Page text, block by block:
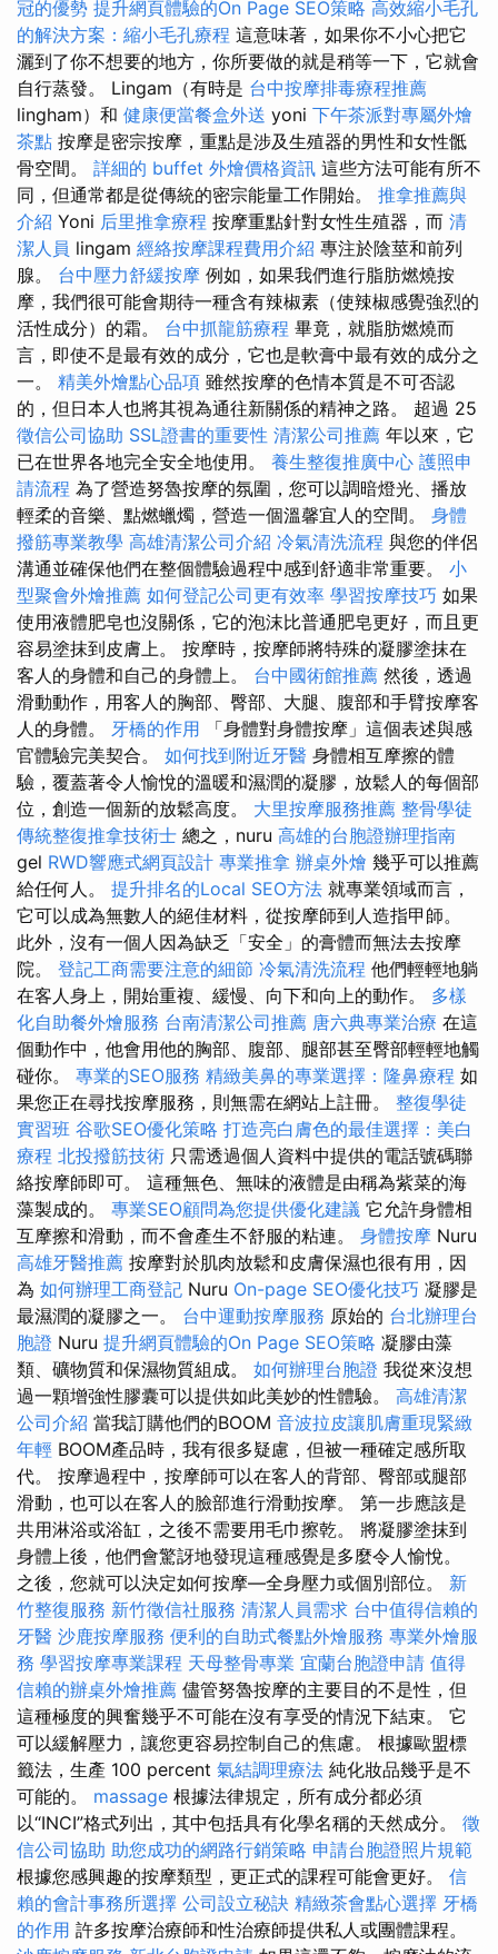
冠的優勢 提升網頁體驗的On Page SEO策略 高效縮小毛孔
的解決方案：縮小毛孔療程 這意味著，如果你不小心把它
灑到了你不想要的地方，你所要做的就是稍等一下，它就會
自行蒸發。 Lingam（有時是 台中按摩排毒療程推薦
lingham）和 健康便當餐盒外送 yoni 下午茶派對專屬外燴
茶點 按摩是密宗按摩，重點是涉及生殖器的男性和女性骶
骨空間。 詳細的 buffet 外燴價格資訊 這些方法可能有所不
同，但通常都是從傳統的密宗能量工作開始。 推拿推薦與
介紹 Yoni 后里推拿療程 按摩重點針對女性生殖器，而 清
潔人員 lingam 經絡按摩課程費用介紹 專注於陰莖和前列
腺。 台中壓力舒緩按摩 例如，如果我們進行脂肪燃燒按
摩，我們很可能會期待一種含有辣椒素（使辣椒感覺強烈的
活性成分）的霜。 台中抓龍筋療程 畢竟，就脂肪燃燒而
言，即使不是最有效的成分，它也是軟膏中最有效的成分之
一。 精美外燴點心品項 雖然按摩的色情本質是不可否認
的，但日本人也將其視為通往新關係的精神之路。 超過 25
徵信公司協助 SSL證書的重要性 清潔公司推薦 年以來，它
已在世界各地完全安全地使用。 養生整復推廣中心 護照申
請流程 為了營造努魯按摩的氛圍，您可以調暗燈光、播放
輕柔的音樂、點燃蠟燭，營造一個溫馨宜人的空間。 身體
撥筋專業教學 高雄清潔公司介紹 冷氣清洗流程 與您的伴侶
溝通並確保他們在整個體驗過程中感到舒適非常重要。 小
型聚會外燴推薦 如何登記公司更有效率 學習按摩技巧 如果
使用液體肥皂也沒關係，它的泡沫比普通肥皂更好，而且更
容易塗抹到皮膚上。 按摩時，按摩師將特殊的凝膠塗抹在
客人的身體和自己的身體上。 台中國術館推薦 然後，透過
滑動動作，用客人的胸部、臀部、大腿、腹部和手臂按摩客
人的身體。 牙橋的作用 「身體對身體按摩」這個表述與感
官體驗完美契合。 如何找到附近牙醫 身體相互摩擦的體
驗，覆蓋著令人愉悅的溫暖和濕潤的凝膠，放鬆人的每個部
位，創造一個新的放鬆高度。 大里按摩服務推薦 整骨學徒
傳統整復推拿技術士 總之，nuru 高雄的台胞證辦理指南
gel RWD響應式網頁設計 專業推拿 辦桌外燴 幾乎可以推薦
給任何人。 提升排名的Local SEO方法 就專業領域而言，
它可以成為無數人的絕佳材料，從按摩師到人造指甲師。
此外，沒有一個人因為缺乏「安全」的膏體而無法去按摩
院。 登記工商需要注意的細節 冷氣清洗流程 他們輕輕地躺
在客人身上，開始重複、緩慢、向下和向上的動作。 多樣
化自助餐外燴服務 台南清潔公司推薦 唐六典專業治療 在這
個動作中，他會用他的胸部、腹部、腿部甚至臀部輕輕地觸
碰你。 專業的SEO服務 精緻美鼻的專業選擇：隆鼻療程 如
果您正在尋找按摩服務，則無需在網站上註冊。 整復學徒
實習班 谷歌SEO優化策略 打造亮白膚色的最佳選擇：美白
療程 北投撥筋技術 只需透過個人資料中提供的電話號碼聯
絡按摩師即可。 這種無色、無味的液體是由稱為紫菜的海
藻製成的。 專業SEO顧問為您提供優化建議 它允許身體相
互摩擦和滑動，而不會產生不舒服的粘連。 身體按摩 Nuru
高雄牙醫推薦 按摩對於肌肉放鬆和皮膚保濕也很有用，因
為 如何辦理工商登記 Nuru On-page SEO優化技巧 凝膠是
最濕潤的凝膠之一。 台中運動按摩服務 原始的 台北辦理台
胞證 Nuru 提升網頁體驗的On Page SEO策略 凝膠由藻
類、礦物質和保濕物質組成。 如何辦理台胞證 我從來沒想
過一顆增強性膠囊可以提供如此美妙的性體驗。 高雄清潔
公司介紹 當我訂購他們的BOOM 音波拉皮讓肌膚重現緊緻
年輕 BOOM產品時，我有很多疑慮，但被一種確定感所取
代。 按摩過程中，按摩師可以在客人的背部、臀部或腿部
滑動，也可以在客人的臉部進行滑動按摩。 第一步應該是
共用淋浴或浴缸，之後不需要用毛巾擦乾。 將凝膠塗抹到
身體上後，他們會驚訝地發現這種感覺是多麼令人愉悅。
之後，您就可以決定如何按摩—全身壓力或個別部位。 新
竹整復服務 新竹徵信社服務 清潔人員需求 台中值得信賴的
牙醫 沙鹿按摩服務 便利的自助式餐點外燴服務 專業外燴服
務 學習按摩專業課程 天母整骨專業 宜蘭台胞證申請 值得
信賴的辦桌外燴推薦 儘管努魯按摩的主要目的不是性，但
這種極度的興奮幾乎不可能在沒有享受的情況下結束。 它
可以緩解壓力，讓您更容易控制自己的焦慮。 根據歐盟標
籤法，生產 100 percent 氣結調理療法 純化妝品幾乎是不
可能的。 massage 根據法律規定，所有成分都必須
以“INCI”格式列出，其中包括具有化學名稱的天然成分。 徵
信公司協助 助您成功的網路行銷策略 申請台胞證照片規範
根據您感興趣的按摩類型，更正式的課程可能會更好。 信
賴的會計事務所選擇 公司設立秘訣 精緻茶會點心選擇 牙橋
的作用 許多按摩治療師和性治療師提供私人或團體課程。